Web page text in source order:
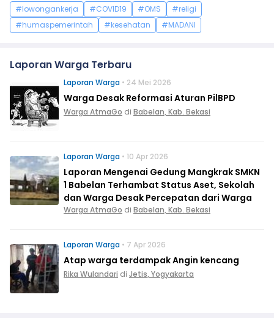
#lowongankerja #COVID19 #OMS
#religi
#humaspemerintah
#kesehatan #MADANI
Laporan Warga Terbaru
Laporan Warga • 24 Mei 2026
Warga Desak Reformasi Aturan PilBPD
Warga AtmaGo di Babelan, Kab. Bekasi
Laporan Warga • 10 Apr 2026
Laporan Mengenai Gedung Mangkrak SMKN
1 Babelan Terhambat Status Aset, Sekolah
dan Warga Desak Percepatan dari Warga
Warga AtmaGo di Babelan, Kab. Bekasi
Laporan Warga • 7 Apr 2026
Atap warga terdampak Angin kencang
Rika Wulandari di Jetis, Yogyakarta